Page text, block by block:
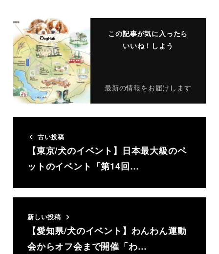
この記事が気に入ったら
いいね！しよう
最新の情報をお届けします
古い投稿
【東京/犬のイベント】日本最大級のペ
ットのイベント「第14回…
新しい投稿
【愛知県/犬のイベント】わんわん運動
会からオフ会まで開催「わ…